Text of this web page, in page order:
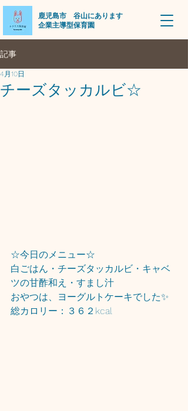
​鹿児島市 谷山にあります
企業主導型保育園
記事
チーズタッカルビ☆
4月10日
☆今日のメニュー☆
白ごはん・チーズタッカルビ・キャベ
ツの甘酢和え・すまし汁
おやつは、ヨーグルトケーキでした✨
総カロリー：３６２kcal